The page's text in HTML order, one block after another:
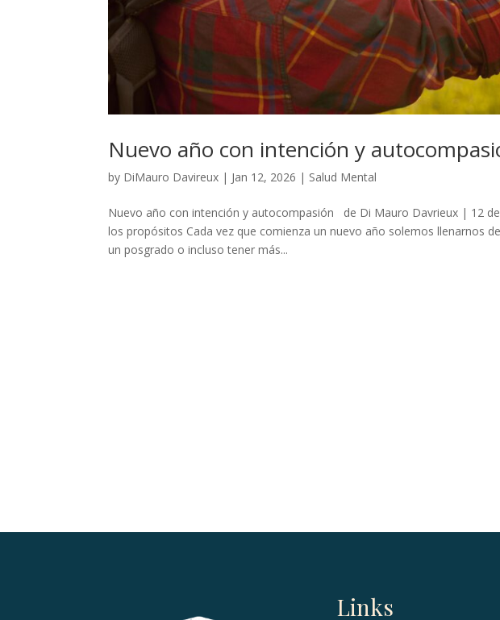
Nuevo año con intención y
by DiMauro Davireux | Jan 12, 2026 | Salud Mental
Nuevo año con intención y autocompasión de Di Mauro Davrieux | 12
los propósitos Cada vez que comienza un nuevo año solemos llenarnos
un posgrado o incluso tener más...
Links